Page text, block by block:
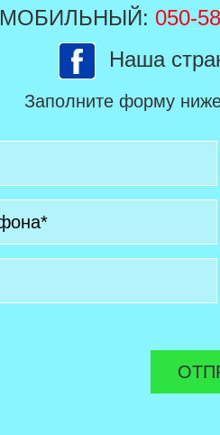
МОБИЛЬНЫЙ: 050-
Наша
Заполните форму